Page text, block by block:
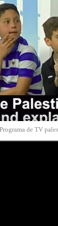
Programa de TV